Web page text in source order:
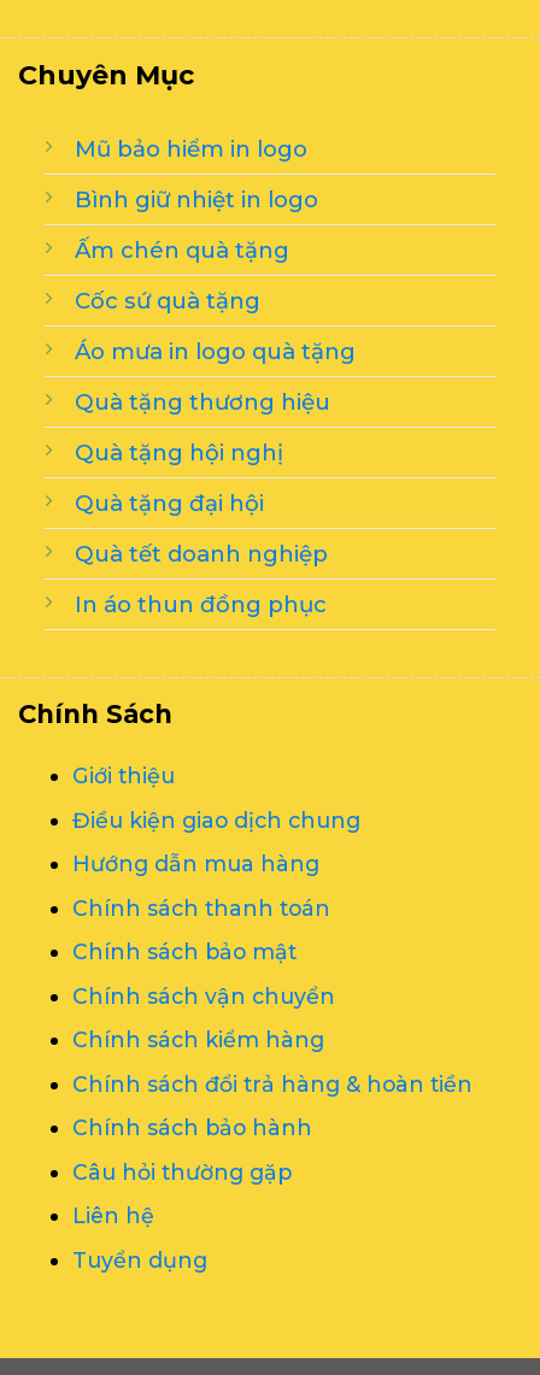
Chuyên Mục
Mũ bảo hiểm in logo
Bình giữ nhiệt in logo
Ấm chén quà tặng
Cốc sứ quà tặng
Áo mưa in logo quà tặng
Quà tặng thương hiệu
Quà tặng hội nghị
Quà tặng đại hội
Quà tết doanh nghiệp
In áo thun đồng phục
Chính Sách
Giới thiệu
Điều kiện giao dịch chung
Hướng dẫn mua hàng
Chính sách thanh toán
Chính sách bảo mật
Chính sách vận chuyển
Chính sách kiểm hàng
Chính sách đổi trả hàng & hoàn tiền
Chính sách bảo hành
Câu hỏi thường gặp
Liên hệ
Tuyển dụng